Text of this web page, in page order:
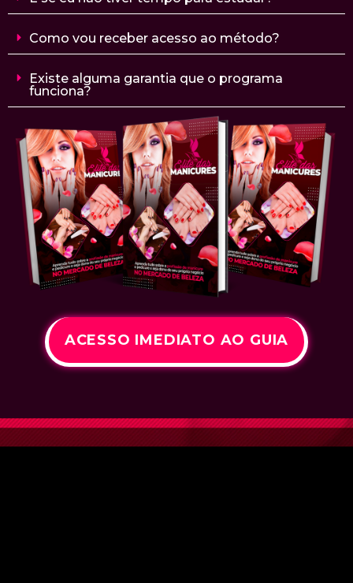
Como vou receber acesso ao método?
Existe alguma garantia que o programa
funciona?
ACESSO IMEDIATO AO GUIA